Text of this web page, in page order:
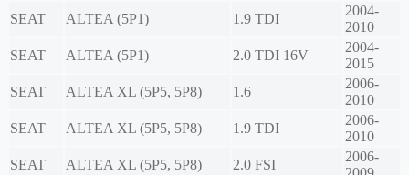
SEAT
ALTEA (5P1) 1.9 TDI
2004-
2010
SEAT
ALTEA (5P1) 2.0 TDI 16V
2004-
2015
SEAT
ALTEA XL (5P5, 5P8) 1.6
2006-
2010
SEAT
ALTEA XL (5P5, 5P8) 1.9 TDI
2006-
2010
SEAT
ALTEA XL (5P5, 5P8) 2.0 FSI
2006-